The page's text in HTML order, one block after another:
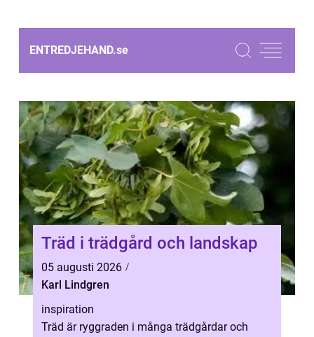
ENTREDJEHAND.se
Träd i trädgård och landskap
05 augusti 2026
Karl Lindgren
inspiration
Träd är ryggraden i många trädgårdar och